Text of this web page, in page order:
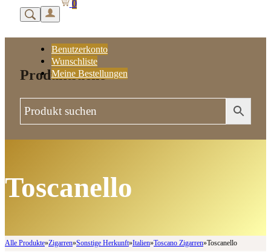
Benutzerkonto
Wunschliste
Meine Bestellungen
0
Produktsuche
Toscanello
Alle Produkte»Zigarren»Sonstige Herkunft»Italien»Toscano Zigarren»Toscanello